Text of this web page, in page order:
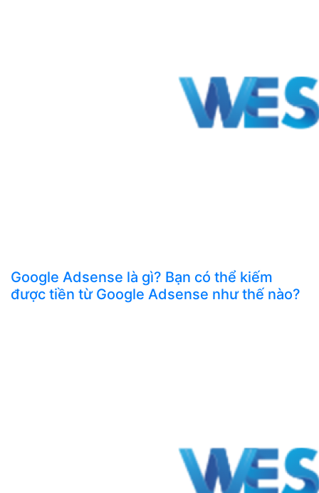
Google Adsense là gì? Bạn có thể kiếm
được tiền từ Google Adsense như thế nào?